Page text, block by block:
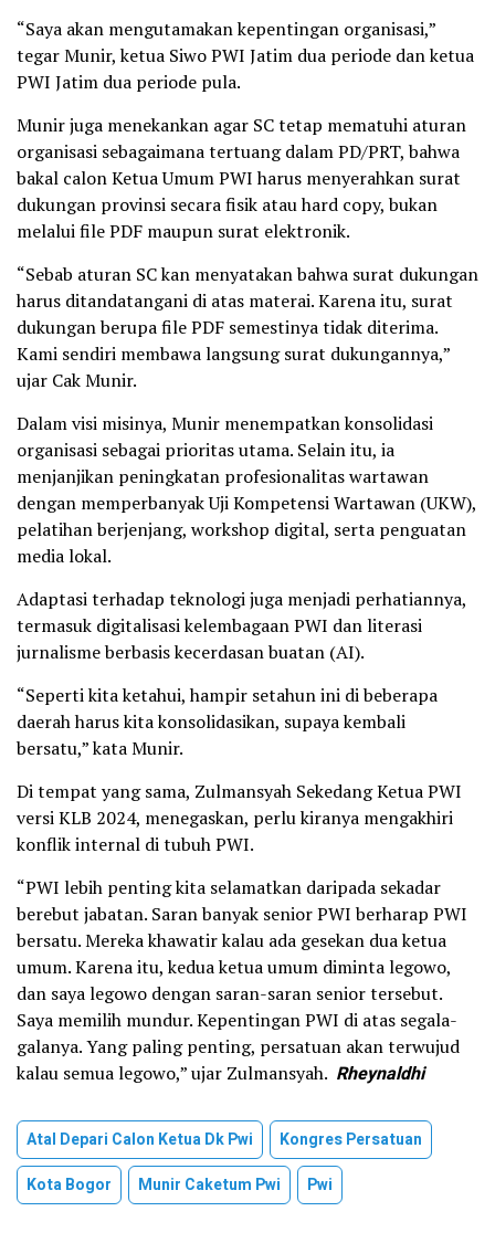
“Saya akan mengutamakan kepentingan organisasi,”
tegar Munir, ketua Siwo PWI Jatim dua periode dan ketua
PWI Jatim dua periode pula.
Munir juga menekankan agar SC tetap mematuhi aturan
organisasi sebagaimana tertuang dalam PD/PRT, bahwa
bakal calon Ketua Umum PWI harus menyerahkan surat
dukungan provinsi secara fisik atau hard copy, bukan
melalui file PDF maupun surat elektronik.
“Sebab aturan SC kan menyatakan bahwa surat dukungan
harus ditandatangani di atas materai. Karena itu, surat
dukungan berupa file PDF semestinya tidak diterima.
Kami sendiri membawa langsung surat dukungannya,”
ujar Cak Munir.
Dalam visi misinya, Munir menempatkan konsolidasi
organisasi sebagai prioritas utama. Selain itu, ia
menjanjikan peningkatan profesionalitas wartawan
dengan memperbanyak Uji Kompetensi Wartawan (UKW),
pelatihan berjenjang, workshop digital, serta penguatan
media lokal.
Adaptasi terhadap teknologi juga menjadi perhatiannya,
termasuk digitalisasi kelembagaan PWI dan literasi
jurnalisme berbasis kecerdasan buatan (AI).
“Seperti kita ketahui, hampir setahun ini di beberapa
daerah harus kita konsolidasikan, supaya kembali
bersatu,” kata Munir.
Di tempat yang sama, Zulmansyah Sekedang Ketua PWI
versi KLB 2024, menegaskan, perlu kiranya mengakhiri
konflik internal di tubuh PWI.
“PWI lebih penting kita selamatkan daripada sekadar
berebut jabatan. Saran banyak senior PWI berharap PWI
bersatu. Mereka khawatir kalau ada gesekan dua ketua
umum. Karena itu, kedua ketua umum diminta legowo,
dan saya legowo dengan saran-saran senior tersebut.
Saya memilih mundur. Kepentingan PWI di atas segala-
galanya. Yang paling penting, persatuan akan terwujud
kalau semua legowo,” ujar Zulmansyah. Rheynaldhi
Atal Depari Calon Ketua Dk Pwi
Kongres Persatuan
Kota Bogor
Munir Caketum Pwi Pwi